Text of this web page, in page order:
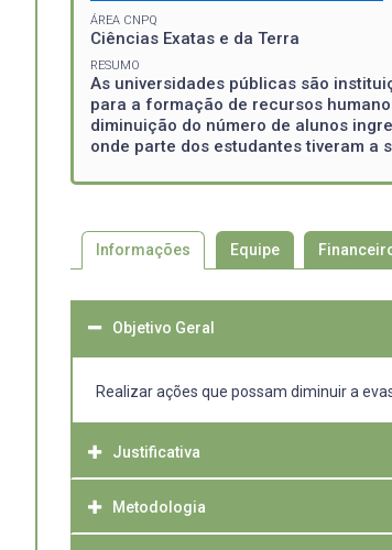
ÁREA CNPQ
Ciências Exatas e da Terra
RESUMO
As universidades públicas são
para a formação de recursos
diminuição do número de alunos
onde parte dos estudantes tiveram a
Informações Equipe
Objetivo Geral
Realizar ações que possam diminuir a
Justificativa
As universidades públicas possuem uma
de seus problemas locais.
Metodologia